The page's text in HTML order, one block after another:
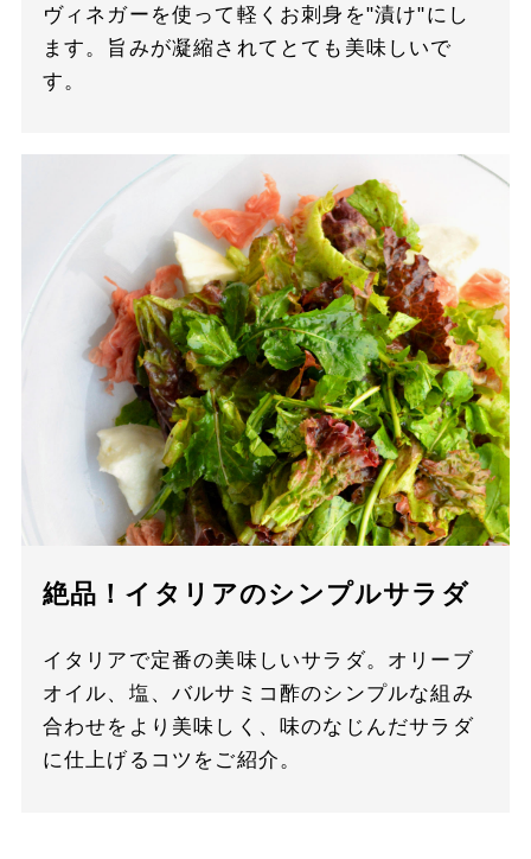
ヴィネガーを使って軽くお刺身を"漬け"にし
ます。旨みが凝縮されてとても美味しいで
す。
絶品！イタリアのシンプルサラダ
イタリアで定番の美味しいサラダ。オリーブ
オイル、塩、バルサミコ酢のシンプルな組み
合わせをより美味しく、味のなじんだサラダ
に仕上げるコツをご紹介。